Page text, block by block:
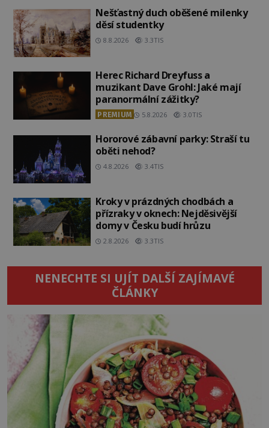
Nešťastný duch oběšené milenky
děsí studentky
8.8.2026 3.3TIS
Herec Richard Dreyfuss a
muzikant Dave Grohl: Jaké mají
paranormální zážitky?
PREMIUM 5.8.2026 3.0TIS
Hororové zábavní parky: Straší tu
oběti nehod?
4.8.2026 3.4TIS
Kroky v prázdných chodbách a
přízraky v oknech: Nejděsivější
domy v Česku budí hrůzu
2.8.2026 3.3TIS
NENECHTE SI UJÍT DALŠÍ ZAJÍMAVÉ
ČLÁNKY